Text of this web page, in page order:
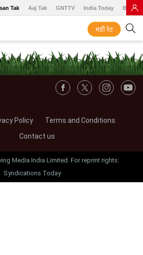
Tak Aaj Tak GNTTV India Today BT
मंडी रेट
Policy
Terms and Conditions
Contact us
Media India Limited. For reprint rights:
Syndications Today